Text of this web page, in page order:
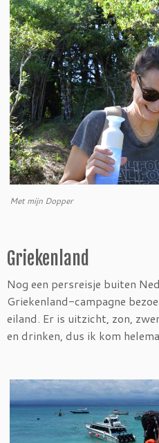
Met mijn Dopper
Griekenland
Nog een persreisje buiten
Griekenland-campagne
eiland. Er is uitzicht, zon,
en drinken, dus ik kom